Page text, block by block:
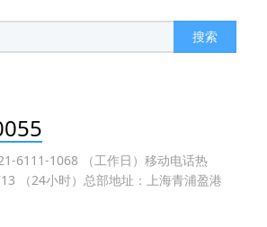
搜索
6111-1068 （工作日）移动电话热
（24小时）总部地址：上海青浦盈港